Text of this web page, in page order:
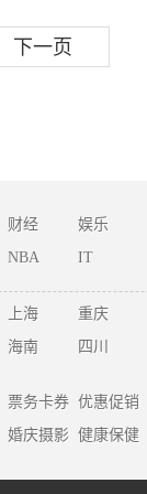
下一页
财经 娱乐
NBA IT
上海 重庆
海南 四川
票务卡券 优惠促销
婚庆摄影 健康保健